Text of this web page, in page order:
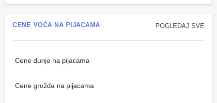
POGLEDAJ SVE
CENE VOĆA NA PIJACAMA
Cene dunje na pijacama
Cene grožđa na pijacama